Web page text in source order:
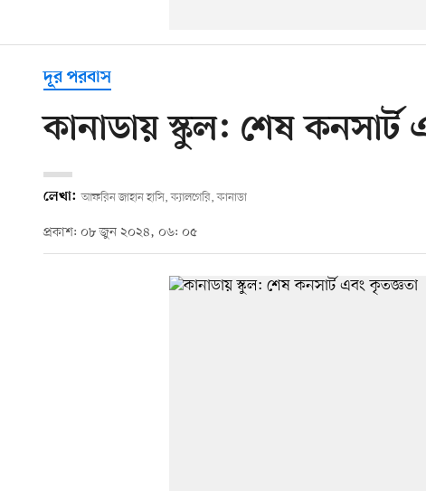
দূর পরবাস
কানাডায় স্কুল: শেষ
লেখা: আফরিন জাহান হাসি, ক্যালগেরি, কানাডা
প্রকাশ: ০৮ জুন ২০২৪, ০৬: ০৫